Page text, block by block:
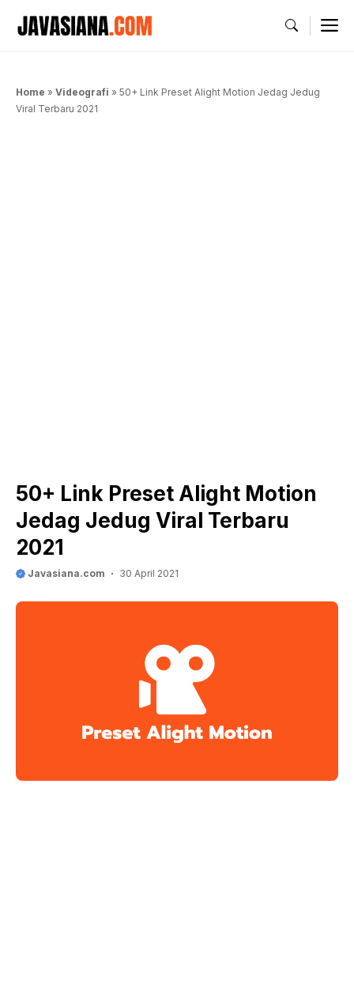
Home » Videografi » 50+ Link Preset Alight Motion Jedag Jedug
Viral Terbaru 2021
50+ Link Preset Alight Motion
Jedag Jedug Viral Terbaru
2021
Javasiana.com 30 April 2021